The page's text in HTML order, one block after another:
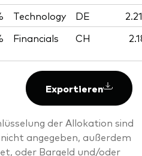
Technology DE
Financials CH
Exportieren
der Allokation sind
angegeben, außerdem
oder Bargeld und/oder